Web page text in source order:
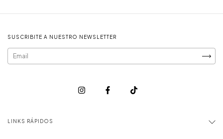
SUSCRIBITE A NUESTRO NEWSLETTER
LINKS RÁPIDOS